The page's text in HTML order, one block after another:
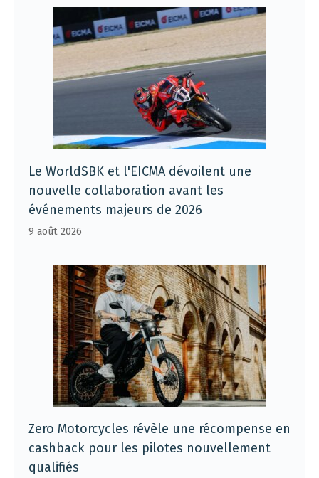
Le WorldSBK et l'EICMA dévoilent une
nouvelle collaboration avant les
événements majeurs de 2026
9 août 2026
Zero Motorcycles révèle une récompense en
cashback pour les pilotes nouvellement
qualifiés